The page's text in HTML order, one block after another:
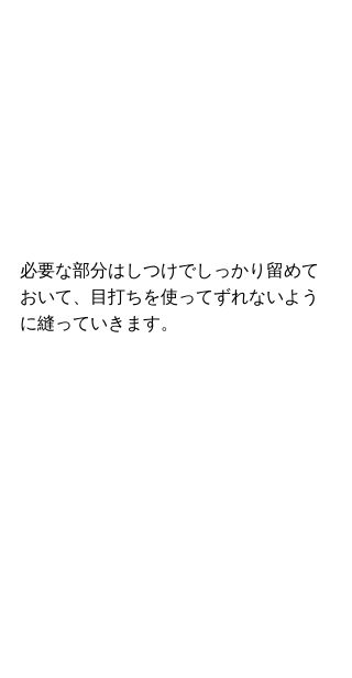
必要な部分はしつけでしっかり留めて
おいて、目打ちを使ってずれないよう
に縫っていきます。